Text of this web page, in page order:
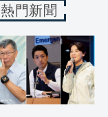
熱門新聞